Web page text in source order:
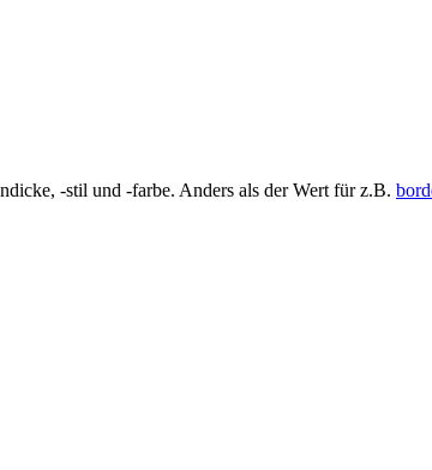
-stil und -farbe. Anders als der Wert für z.B.